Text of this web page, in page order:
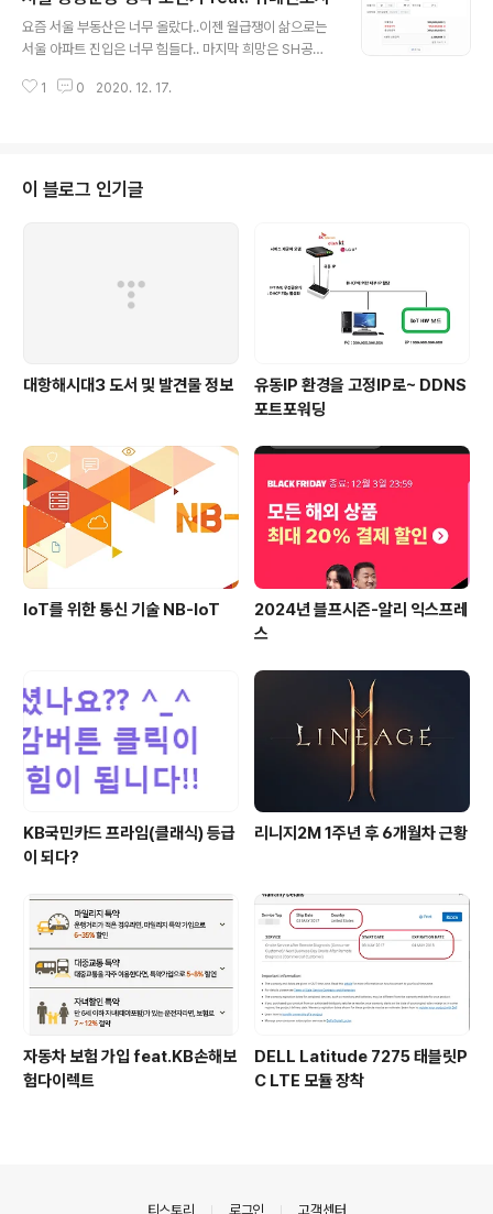
인인증서가 강력한 보안방법으로 인정받아서,20년간 인터
넷을 이용한 뱅킹 및 공공기관 인증 등이 잘 이뤄져 왔다.
없다.. 그래서 갑자기 이렇게 인증서를 없애면,차세대 안전
요즘 서울 부동산은 너무 올랐다..이젠 월급쟁이 삶으로는
서울 아파트 진입은 너무 힘들다.. 마지막 희망은 SH공사
되야 5~6억 정도..이젠 전매제한 10년, 실거주 기간 5년
리금균등 상환 방식이 들어가야 되면... 최소 월 110만원은
든다... 생활비를 감안해야하기에, 일반 월급쟁이에게 월 11
소 월 150만원을 내야한다. 그런데..이것도 들어가고 싶어
도 들어갈 수가 없다.. ㅋㅋ서울 청약이 너무 치열하기 때..
1 0 2020. 12. 17.
이 블로그 인기글
대항해시대3 도서 및 발견물 정보
유동IP 환경을 고정IP로~ DDNS
포트포워딩
IoT를 위한 통신 기술 NB-IoT
2024년 블프시즌-알리 익스프레
스
KB국민카드 프라임(클래식) 등급
이 되다?
리니지2M 1주년 후 6개월차 근황
자동차 보험 가입 feat.KB손해보
험다이렉트
DELL Latitude 7275 태블릿P
C LTE 모듈 장착
티스토리 로그인 고객센터